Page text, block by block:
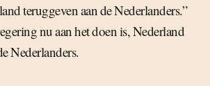
teruggeven aan de Nederlanders.”
nu aan het doen is, Nederland
Nederlanders.